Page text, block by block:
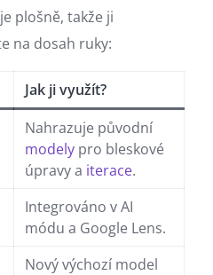
plošně, takže ji
na dosah ruky:
Jak ji využít?
Nahrazuje původní
modely pro bleskové
úpravy a iterace.
Integrováno v AI
módu a Google Lens.
Nový výchozí model